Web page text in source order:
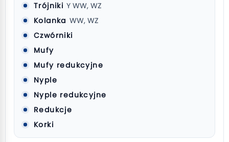
Trójniki Y WW, WZ
Kolanka WW, WZ
Czwórniki
Mufy
Mufy redukcyjne
Nyple
Nyple redukcyjne
Redukcje
Korki